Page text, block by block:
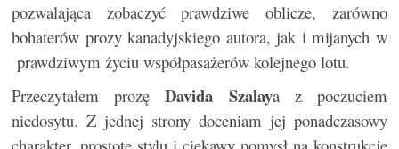
pozwalająca zobaczyć prawdziwe oblicze, zarówno
bohaterów prozy kanadyjskiego autora, jak i mijanych w
prawdziwym życiu współpasażerów kolejnego lotu.
Przeczytałem prozęDavida Szalaya z poczuciem
niedosytu. Z jednej strony doceniam jej ponadczasowy